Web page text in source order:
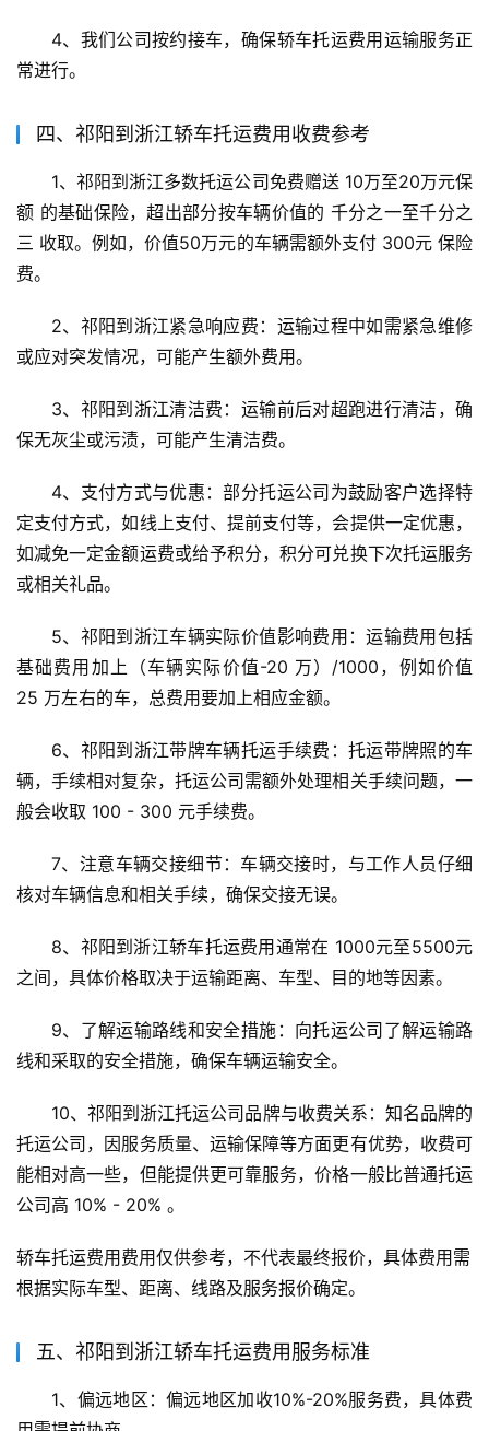
4、我们公司按约接车，确保轿车托运费用运输服务正
常进行。
四、祁阳到浙江轿车托运费用收费参考
1、祁阳到浙江多数托运公司免费赠送 10万至20万元保
额 的基础保险，超出部分按车辆价值的 千分之一至千分之
三 收取。例如，价值50万元的车辆需额外支付 300元 保险
费。
2、祁阳到浙江紧急响应费：运输过程中如需紧急维修
或应对突发情况，可能产生额外费用。
3、祁阳到浙江清洁费：运输前后对超跑进行清洁，确
保无灰尘或污渍，可能产生清洁费。
4、支付方式与优惠：部分托运公司为鼓励客户选择特
定支付方式，如线上支付、提前支付等，会提供一定优惠，
如减免一定金额运费或给予积分，积分可兑换下次托运服务
或相关礼品。
5、祁阳到浙江车辆实际价值影响费用：运输费用包括
基础费用加上（车辆实际价值-20 万）/1000，例如价值
25 万左右的车，总费用要加上相应金额。
6、祁阳到浙江带牌车辆托运手续费：托运带牌照的车
辆，手续相对复杂，托运公司需额外处理相关手续问题，一
般会收取 100 - 300 元手续费。
7、注意车辆交接细节：车辆交接时，与工作人员仔细
核对车辆信息和相关手续，确保交接无误。
8、祁阳到浙江轿车托运费用通常在 1000元至5500元
之间，具体价格取决于运输距离、车型、目的地等因素。
9、了解运输路线和安全措施：向托运公司了解运输路
线和采取的安全措施，确保车辆运输安全。
10、祁阳到浙江托运公司品牌与收费关系：知名品牌的
托运公司，因服务质量、运输保障等方面更有优势，收费可
能相对高一些，但能提供更可靠服务，价格一般比普通托运
公司高 10% - 20% 。
轿车托运费用费用仅供参考，不代表最终报价，具体费用需
根据实际车型、距离、线路及服务报价确定。
五、祁阳到浙江轿车托运费用服务标准
1、偏远地区：偏远地区加收10%-20%服务费，具体费